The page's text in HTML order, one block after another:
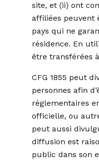
site, et (ii) ont
affiliées peuvent
pays qui ne
résidence. En
être transférées
CFG 1855 peut
personnes afin
réglementaires
officielle, ou
peut aussi
diffusion est
public dans son